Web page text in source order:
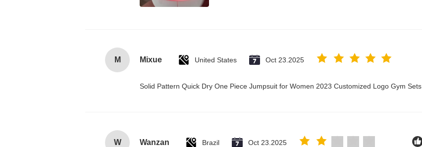
M Mixue United States Oct 23.2025
Solid Pattern Quick Dry One Piece Jumpsuit for Women 2023 Customized Logo Gym Sets
W Wanzan Brazil Oct 23.2025